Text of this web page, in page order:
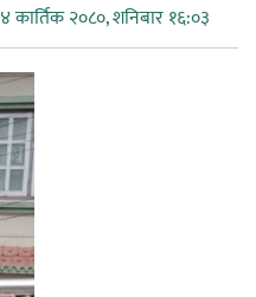
४ कार्तिक २०८०, शनिबार १६:०३